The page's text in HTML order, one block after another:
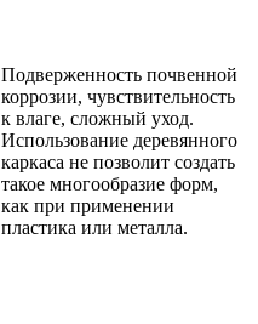
Подверженность почвенной
коррозии, чувствительность
к влаге, сложный уход.
Использование деревянного
каркаса не позволит создать
такое многообразие форм,
как при применении
пластика или металла.